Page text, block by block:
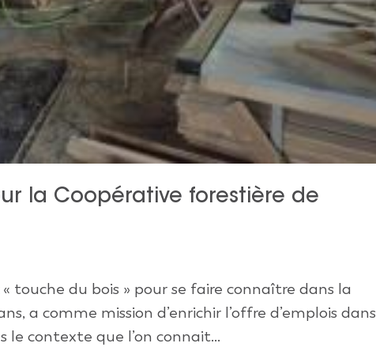
la Coopérative forestière de
touche du bois » pour se faire connaître dans la
a comme mission d’enrichir l’offre d’emplois dans
le contexte que l’on connait...